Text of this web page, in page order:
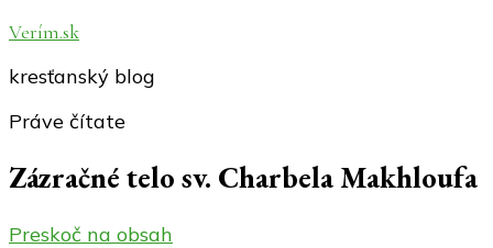
Verím.sk
kresťanský blog
Práve čítate
Zázračné telo sv. Charbela Makhloufa
Preskoč na obsah